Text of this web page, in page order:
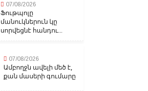
07/08/2026
Ֆութպոլը
մանուկներուն կը
սորվեցնէ հանդու...
07/08/2026
Ամբողջն ավելի մեծ է,
քան մասերի գումարը